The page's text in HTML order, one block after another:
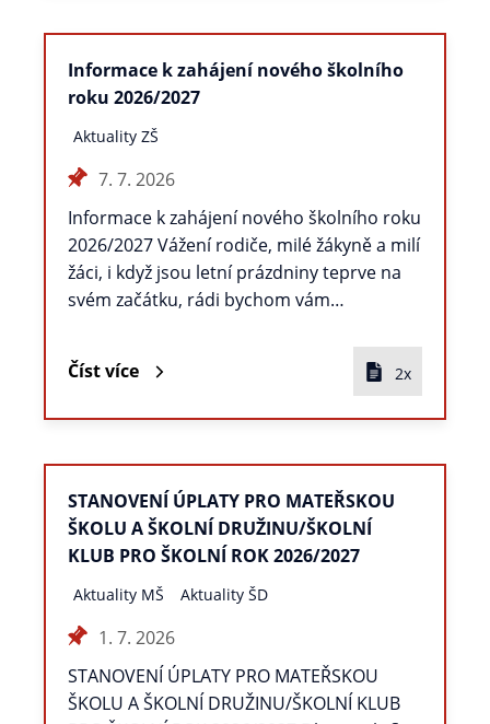
Informace k zahájení nového školního
roku 2026/2027
Aktuality ZŠ
7. 7. 2026
Informace k zahájení nového školního roku
2026/2027 Vážení rodiče, milé žákyně a milí
žáci, i když jsou letní prázdniny teprve na
svém začátku, rádi bychom vám…
Číst více 2x
STANOVENÍ ÚPLATY PRO MATEŘSKOU
ŠKOLU A ŠKOLNÍ DRUŽINU/ŠKOLNÍ
KLUB PRO ŠKOLNÍ ROK 2026/2027
Aktuality MŠ Aktuality ŠD
1. 7. 2026
STANOVENÍ ÚPLATY PRO MATEŘSKOU
ŠKOLU A ŠKOLNÍ DRUŽINU/ŠKOLNÍ KLUB